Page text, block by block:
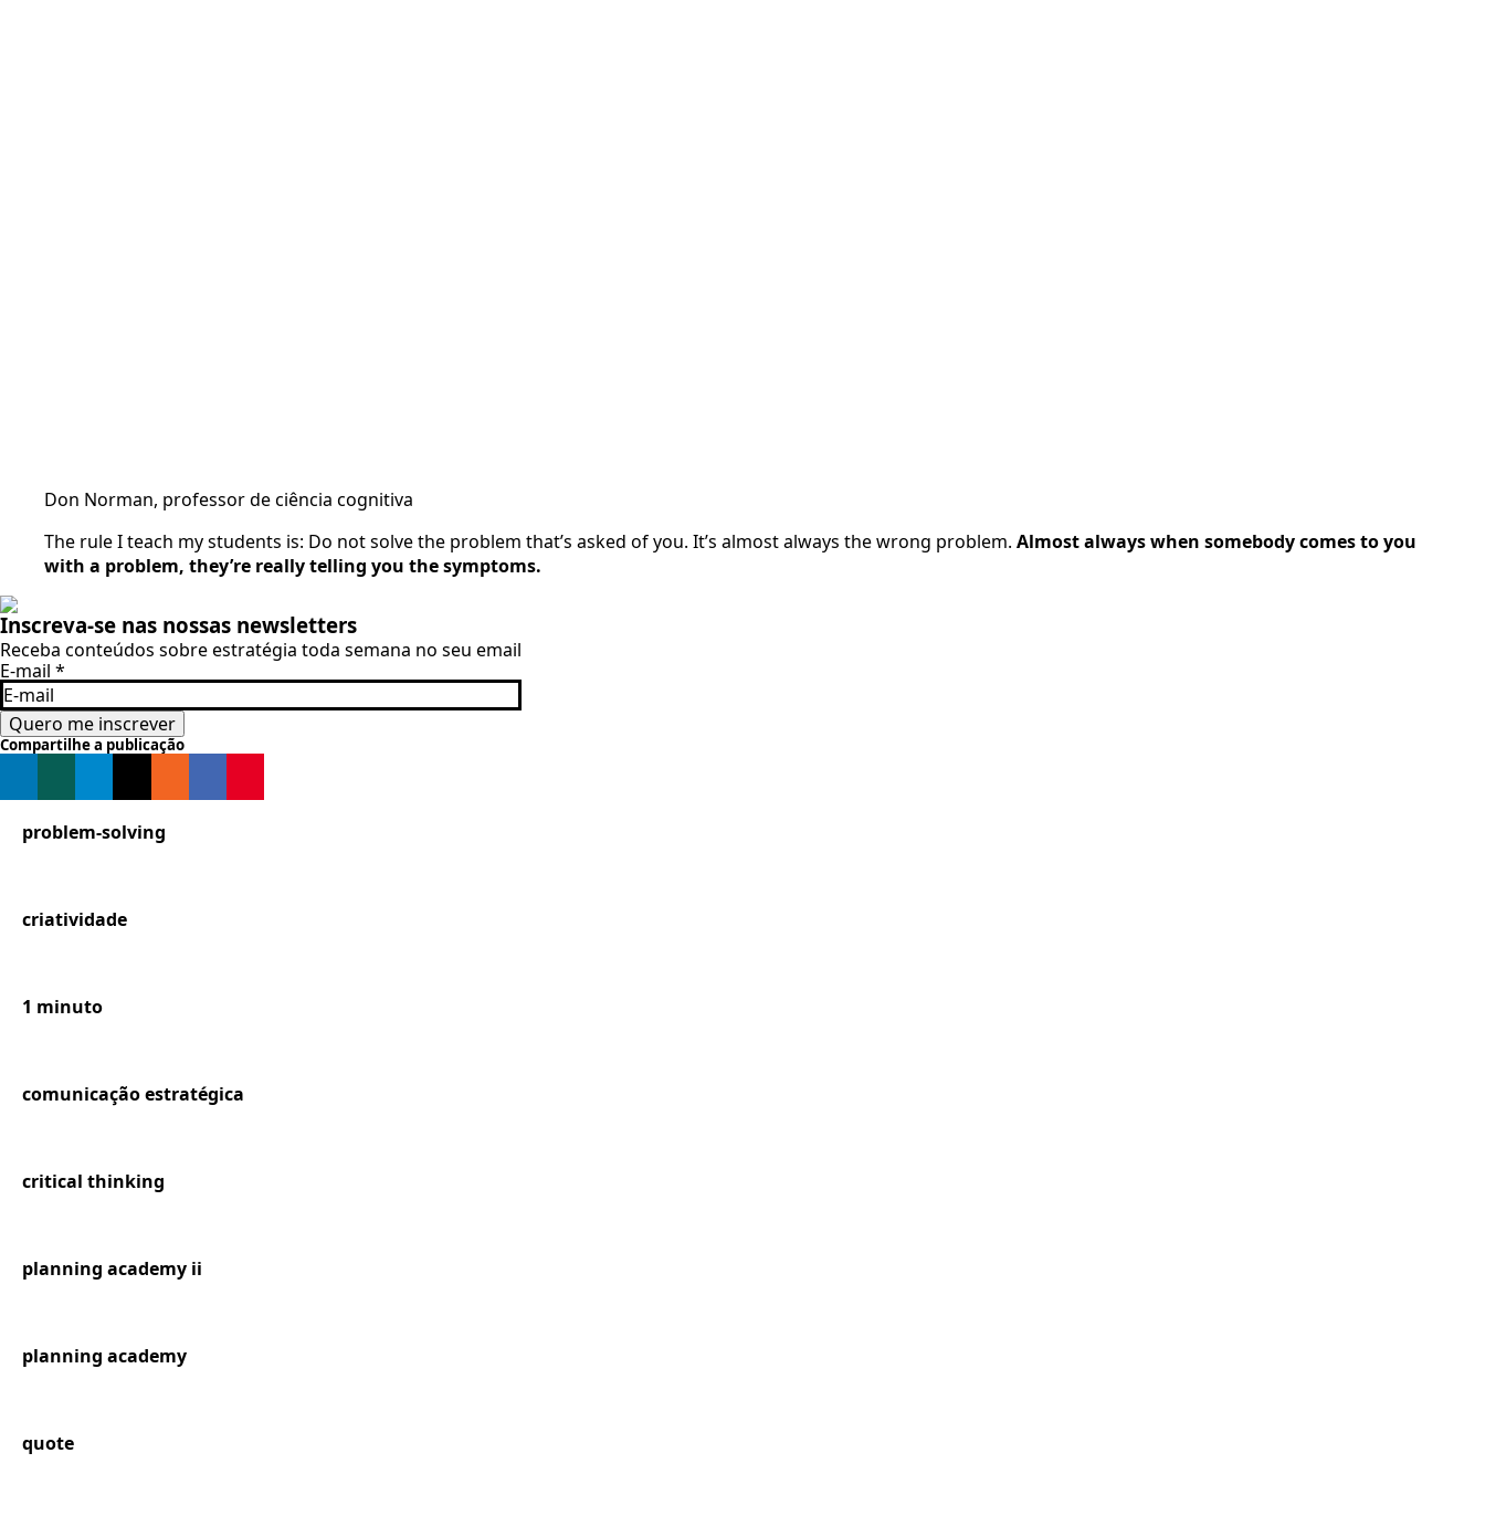
Don Norman, professor de ciência cognitiva
The rule I teach my students is: Do not solve the problem that’s asked of you. It’s almost always the wrong problem. Almost always when somebody comes to you
with a problem, they’re really telling you the symptoms.
Inscreva-se nas nossas newsletters
Receba conteúdos sobre estratégia toda semana no seu email
E-mail *
Quero me inscrever
Compartilhe a publicação
problem-solving
criatividade
1 minuto
comunicação estratégica
critical thinking
planning academy ii
planning academy
quote